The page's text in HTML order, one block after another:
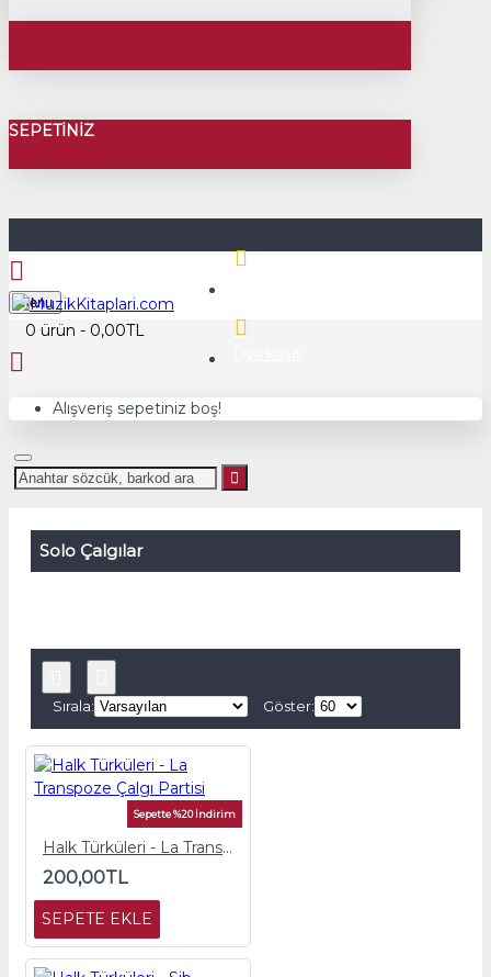
SEPETINIZ
Menu
0 ürün - 0,00TL
Alışveriş sepetiniz boş!
Solo Çalgılar
Sırala: Göster:
Sepette %20 İndirim
Halk Türküleri - La Transpoze Çalgı Partisi
200,00TL
SEPETE EKLE